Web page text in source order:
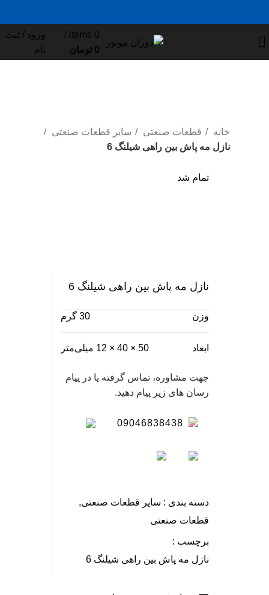
0
items
/
0 تومان
ورود / ثبت
نام
خانه قطعات صنعتی
سایر قطعات صنعتی
نازل مه پاش بین راهی شیلنگ 6
تمام شد
نازل مه پاش بین راهی شیلنگ 6
وزن 30 گرم
ابعاد 50 × 40 × 12 میلی‌متر
جهت مشاوره، تماس گرفته یا در پیام
رسان های زیر پیام دهید.
09046838438
دسته بندی : سایر قطعات صنعتی,
قطعات صنعتی
برچسب :
نازل مه پاش بین راهی شیلنگ 6